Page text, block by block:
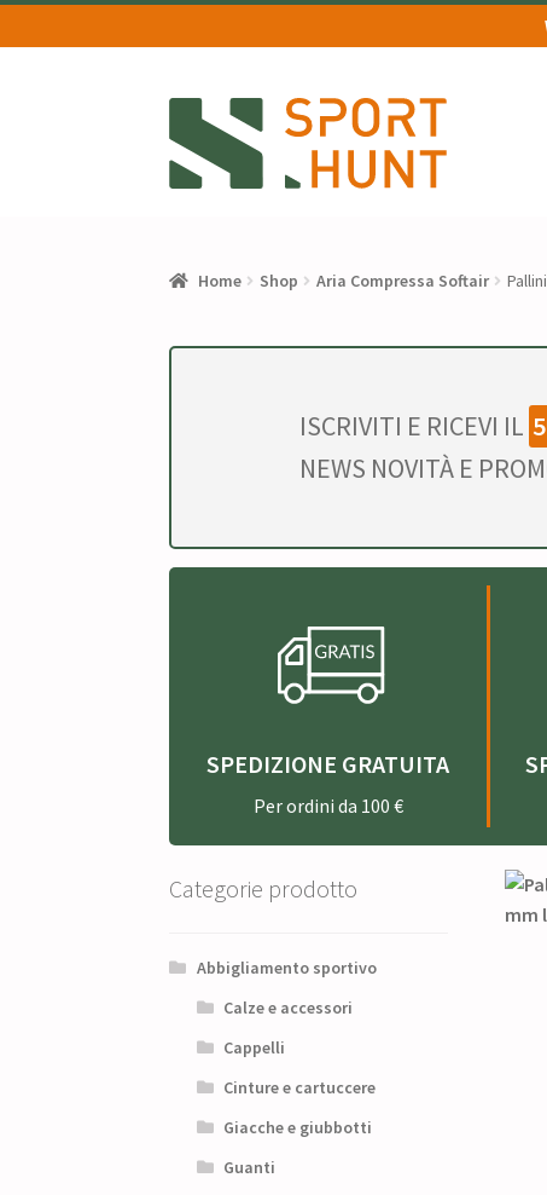
alla
navigazione
al
contenuto
Home Shop Aria Compressa Softair
ISCRIVITI E RICEVI IL
NEWS NOVITÀ E
SPEDIZIONE GRATUITA
Per ordini da 100 €
Categorie prodotto
Abbigliamento sportivo
Calze e accessori
Cappelli
Cinture e cartuccere
Giacche e giubbotti
Guanti